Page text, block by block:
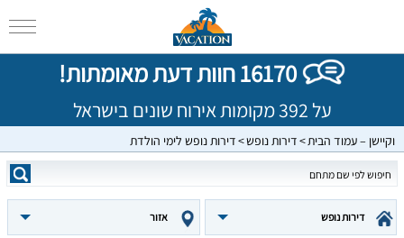
16170 חוות דעת מאומתות!
על 392 מקומות אירוח שונים בישראל
וקיישן – עמוד הבית דירות נופש דירות נופש לימי הולדת
דירות נופש אזור